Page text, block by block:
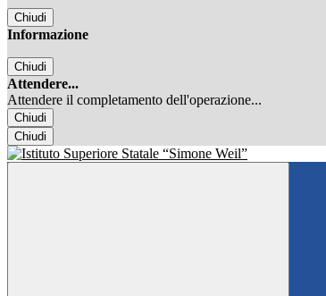
Chiudi
Informazione
Chiudi
Attendere...
Attendere il completamento dell'operazione...
Chiudi
Chiudi